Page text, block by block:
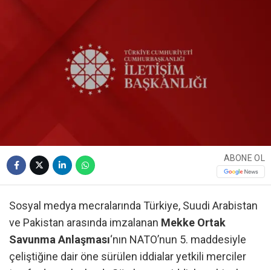
ABONE OL
Sosyal medya mecralarında Türkiye, Suudi Arabistan
ve Pakistan arasında imzalanan Mekke Ortak
Savunma Anlaşması‘nın NATO’nun 5. maddesiyle
çeliştiğine dair öne sürülen iddialar yetkili merciler